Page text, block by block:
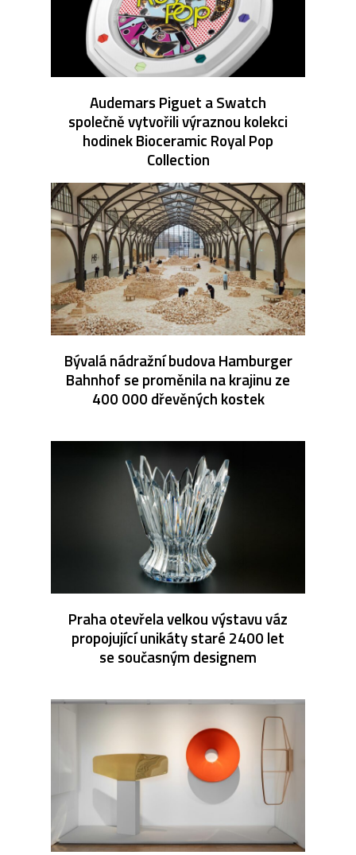
Audemars Piguet a Swatch
společně vytvořili výraznou kolekci
hodinek Bioceramic Royal Pop
Collection
Bývalá nádražní budova Hamburger
Bahnhof se proměnila na krajinu ze
400 000 dřevěných kostek
Praha otevřela velkou výstavu váz
propojující unikáty staré 2400 let
se současným designem